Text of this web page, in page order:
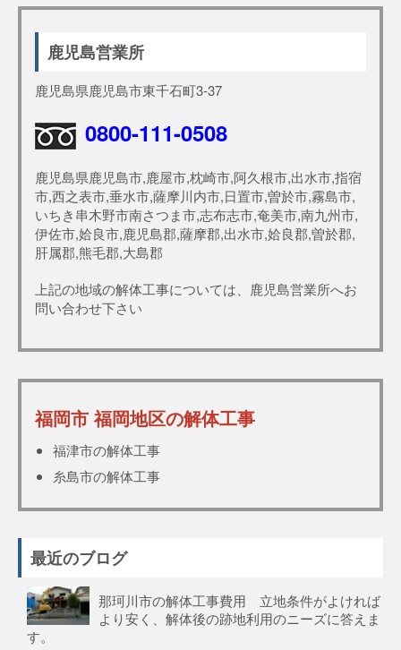
鹿児島営業所
鹿児島県鹿児島市東千石町3-37
0800-111-0508
鹿児島県鹿児島市,鹿屋市,枕崎市,阿久根市,出水市,指宿
市,西之表市,垂水市,薩摩川内市,日置市,曽於市,霧島市,
いちき串木野市南さつま市,志布志市,奄美市,南九州市,
伊佐市,姶良市,鹿児島郡,薩摩郡,出水市,姶良郡,曽於郡,
肝属郡,熊毛郡,大島郡
上記の地域の解体工事については、鹿児島営業所へお
問い合わせ下さい
福岡市 福岡地区の解体工事
福津市の解体工事
糸島市の解体工事
最近のブログ
那珂川市の解体工事費用 立地条件がよければ
より安く、解体後の跡地利用のニーズに答えま
す。